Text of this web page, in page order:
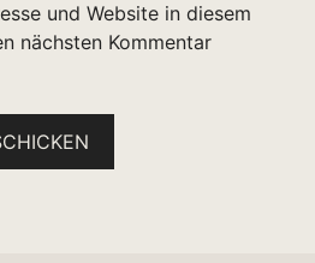
und Website in diesem
nächsten Kommentar